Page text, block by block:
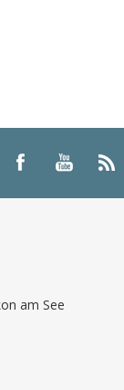
am See